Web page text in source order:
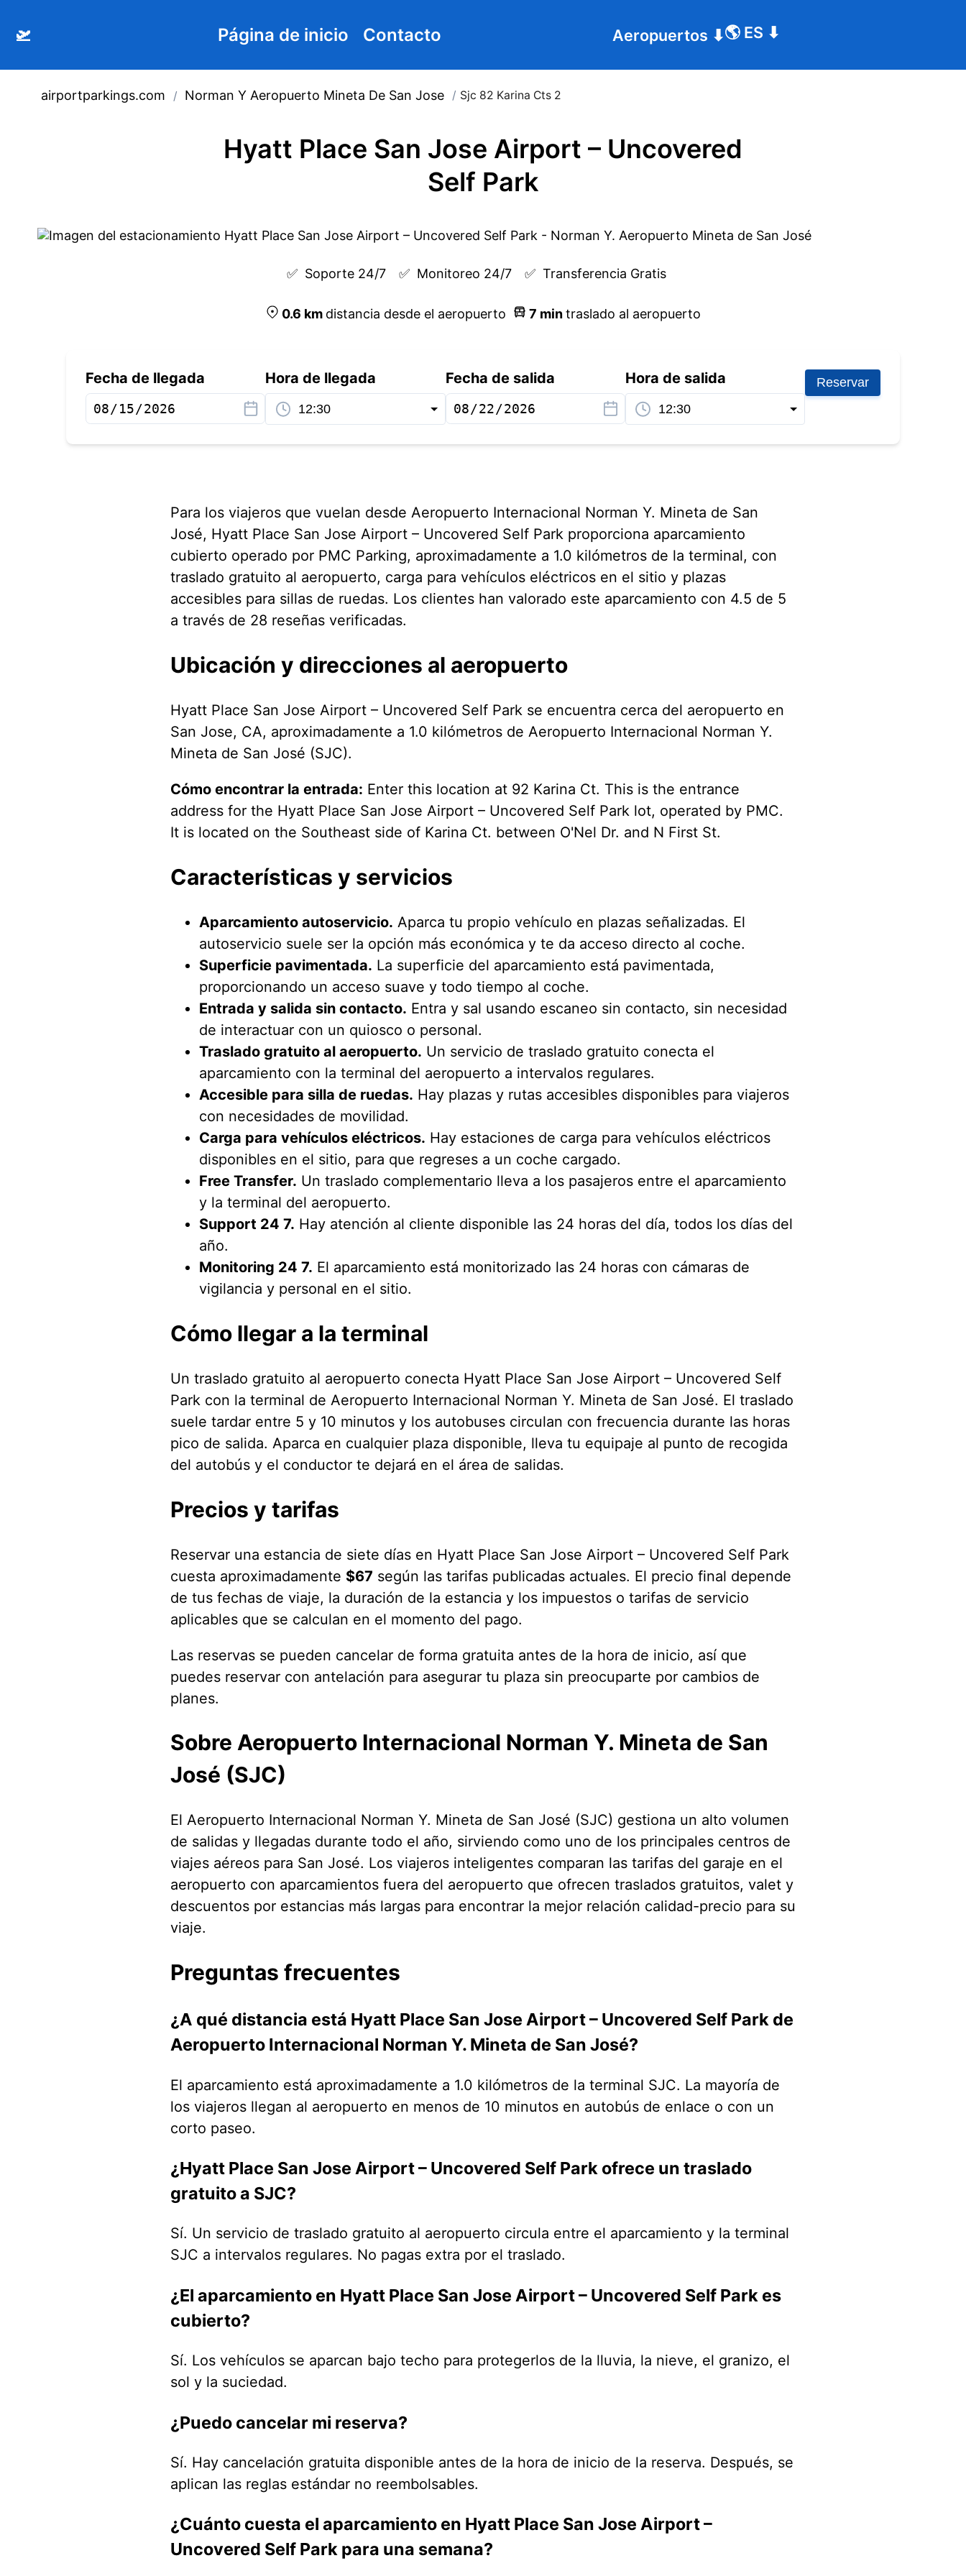
🛫 Página de inicio Contacto Aeropuertos ⬇🌎 ES ⬇
airportparkings.com / Norman Y Aeropuerto Mineta De San Jose / Sjc 82 Karina Cts 2
Hyatt Place San Jose Airport – Uncovered
Self Park
✅ Soporte 24/7 ✅ Monitoreo 24/7 ✅ Transferencia Gratis
0.6 km distancia desde el aeropuerto 7 mintraslado al aeropuerto
Fecha de llegada Hora de llegada Fecha de salida Hora de salida Reservar
Para los viajeros que vuelan desde Aeropuerto Internacional Norman Y. Mineta de San
José, Hyatt Place San Jose Airport – Uncovered Self Park proporciona aparcamiento
cubierto operado por PMC Parking, aproximadamente a 1.0 kilómetros de la terminal, con
traslado gratuito al aeropuerto, carga para vehículos eléctricos en el sitio y plazas
accesibles para sillas de ruedas. Los clientes han valorado este aparcamiento con 4.5 de 5
a través de 28 reseñas verificadas.
Ubicación y direcciones al aeropuerto
Hyatt Place San Jose Airport – Uncovered Self Park se encuentra cerca del aeropuerto en
San Jose, CA, aproximadamente a 1.0 kilómetros de Aeropuerto Internacional Norman Y.
Mineta de San José (SJC).
Cómo encontrar la entrada: Enter this location at 92 Karina Ct. This is the entrance
address for the Hyatt Place San Jose Airport – Uncovered Self Park lot, operated by PMC.
It is located on the Southeast side of Karina Ct. between O'Nel Dr. and N First St.
Características y servicios
Aparcamiento autoservicio. Aparca tu propio vehículo en plazas señalizadas. El
autoservicio suele ser la opción más económica y te da acceso directo al coche.
Superficie pavimentada. La superficie del aparcamiento está pavimentada,
proporcionando un acceso suave y todo tiempo al coche.
Entrada y salida sin contacto. Entra y sal usando escaneo sin contacto, sin necesidad
de interactuar con un quiosco o personal.
Traslado gratuito al aeropuerto. Un servicio de traslado gratuito conecta el
aparcamiento con la terminal del aeropuerto a intervalos regulares.
Accesible para silla de ruedas. Hay plazas y rutas accesibles disponibles para viajeros
con necesidades de movilidad.
Carga para vehículos eléctricos. Hay estaciones de carga para vehículos eléctricos
disponibles en el sitio, para que regreses a un coche cargado.
Free Transfer. Un traslado complementario lleva a los pasajeros entre el aparcamiento
y la terminal del aeropuerto.
Support 24 7. Hay atención al cliente disponible las 24 horas del día, todos los días del
año.
Monitoring 24 7. El aparcamiento está monitorizado las 24 horas con cámaras de
vigilancia y personal en el sitio.
Cómo llegar a la terminal
Un traslado gratuito al aeropuerto conecta Hyatt Place San Jose Airport – Uncovered Self
Park con la terminal de Aeropuerto Internacional Norman Y. Mineta de San José. El traslado
suele tardar entre 5 y 10 minutos y los autobuses circulan con frecuencia durante las horas
pico de salida. Aparca en cualquier plaza disponible, lleva tu equipaje al punto de recogida
del autobús y el conductor te dejará en el área de salidas.
Precios y tarifas
Reservar una estancia de siete días en Hyatt Place San Jose Airport – Uncovered Self Park
cuesta aproximadamente $67 según las tarifas publicadas actuales. El precio final depende
de tus fechas de viaje, la duración de la estancia y los impuestos o tarifas de servicio
aplicables que se calculan en el momento del pago.
Las reservas se pueden cancelar de forma gratuita antes de la hora de inicio, así que
puedes reservar con antelación para asegurar tu plaza sin preocuparte por cambios de
planes.
Sobre Aeropuerto Internacional Norman Y. Mineta de San
José (SJC)
El Aeropuerto Internacional Norman Y. Mineta de San José (SJC) gestiona un alto volumen
de salidas y llegadas durante todo el año, sirviendo como uno de los principales centros de
viajes aéreos para San José. Los viajeros inteligentes comparan las tarifas del garaje en el
aeropuerto con aparcamientos fuera del aeropuerto que ofrecen traslados gratuitos, valet y
descuentos por estancias más largas para encontrar la mejor relación calidad-precio para su
viaje.
Preguntas frecuentes
¿A qué distancia está Hyatt Place San Jose Airport – Uncovered Self Park de
Aeropuerto Internacional Norman Y. Mineta de San José?
El aparcamiento está aproximadamente a 1.0 kilómetros de la terminal SJC. La mayoría de
los viajeros llegan al aeropuerto en menos de 10 minutos en autobús de enlace o con un
corto paseo.
¿Hyatt Place San Jose Airport – Uncovered Self Park ofrece un traslado
gratuito a SJC?
Sí. Un servicio de traslado gratuito al aeropuerto circula entre el aparcamiento y la terminal
SJC a intervalos regulares. No pagas extra por el traslado.
¿El aparcamiento en Hyatt Place San Jose Airport – Uncovered Self Park es
cubierto?
Sí. Los vehículos se aparcan bajo techo para protegerlos de la lluvia, la nieve, el granizo, el
sol y la suciedad.
¿Puedo cancelar mi reserva?
Sí. Hay cancelación gratuita disponible antes de la hora de inicio de la reserva. Después, se
aplican las reglas estándar no reembolsables.
¿Cuánto cuesta el aparcamiento en Hyatt Place San Jose Airport –
Uncovered Self Park para una semana?